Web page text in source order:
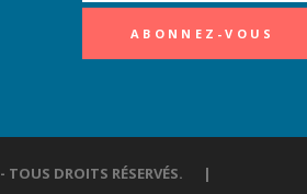
- TOUS DROITS RÉSERVÉS. |